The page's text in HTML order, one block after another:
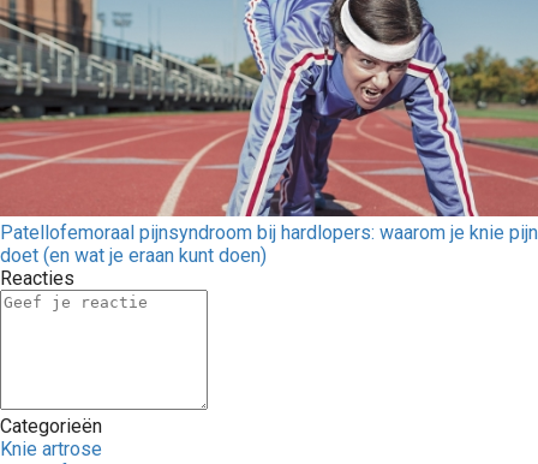
Patellofemoraal pijnsyndroom bij hardlopers: waarom je knie pijn
doet (en wat je eraan kunt doen)
Reacties
Categorieën
Knie artrose